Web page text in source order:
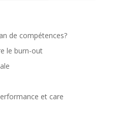
de compétences?
le burn-out
et care